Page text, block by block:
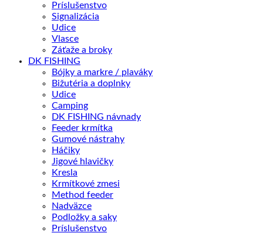
Príslušenstvo
Signalizácia
Udice
Vlasce
Záťaže a broky
DK FISHING
Bójky a markre / plaváky
Bižutéria a doplnky
Udice
Camping
DK FISHING návnady
Feeder krmítka
Gumové nástrahy
Háčiky
Jigové hlavičky
Kresla
Krmítkové zmesi
Method feeder
Nadväzce
Podložky a saky
Príslušenstvo